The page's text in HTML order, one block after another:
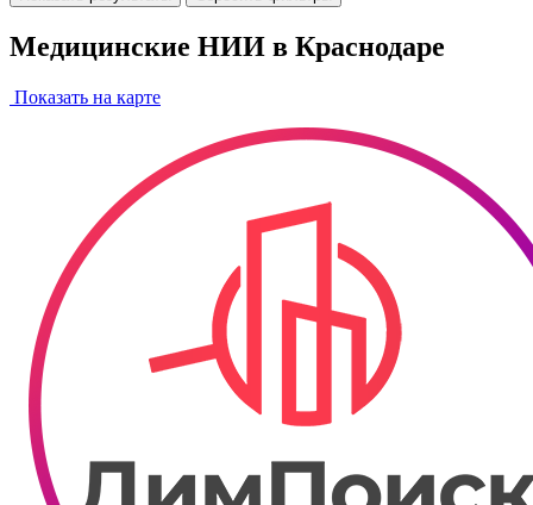
Медицинские НИИ в Краснодаре
Показать на карте